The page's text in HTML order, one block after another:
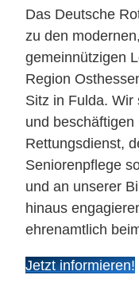
Das Deutsche
zu den
gemeinnützigen
Region
Sitz in Fulda. Wir
und
Rettungsdienst,
Seniorenpflege
und an unserer
hinaus
ehrenamtlich
Jetzt informieren!